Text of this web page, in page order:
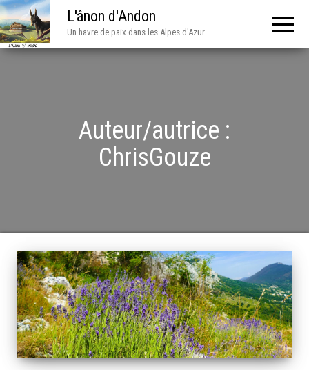
L'ânon d'Andon
Un havre de paix dans les Alpes d'Azur
Auteur/autrice :
ChrisGouze